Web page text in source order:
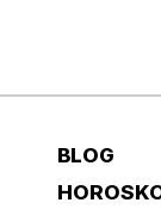
BLOG